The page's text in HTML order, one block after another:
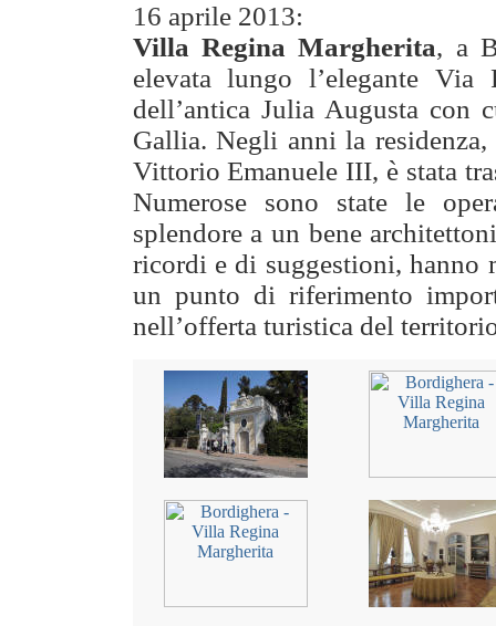
16 aprile 2013:
Villa Regina Margherita, a
elevata lungo l’elegante Via
dell’antica Julia Augusta
Gallia. Negli anni la
Vittorio Emanuele III, è stata
Numerose sono state le
splendore a un bene
ricordi e di suggestioni, hanno
un punto di riferimento
nell’offerta turistica del